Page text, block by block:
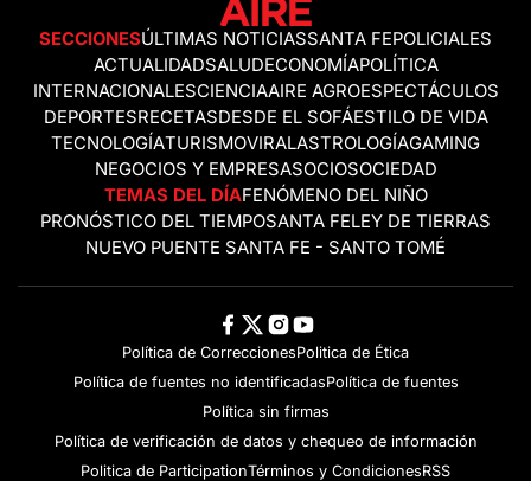
SECCIONESÚLTIMAS NOTICIASSANTA FEPOLICIALES
ACTUALIDADSALUDECONOMÍAPOLÍTICA
INTERNACIONALESCIENCIAAIRE AGROESPECTÁCULOS
DEPORTESRECETASDESDE EL SOFÁESTILO DE VIDA
TECNOLOGÍATURISMOVIRALASTROLOGÍAGAMING
NEGOCIOS Y EMPRESASOCIOSOCIEDAD
TEMAS DEL DÍAFENÓMENO DEL NIÑO
PRONÓSTICO DEL TIEMPOSANTA FELEY DE TIERRAS
NUEVO PUENTE SANTA FE - SANTO TOMÉ
Política de CorreccionesPolitica de Ética
Política de fuentes no identificadasPolítica de fuentes
Política sin firmas
Política de verificación de datos y chequeo de información
Politica de ParticipationTérminos y CondicionesRSS